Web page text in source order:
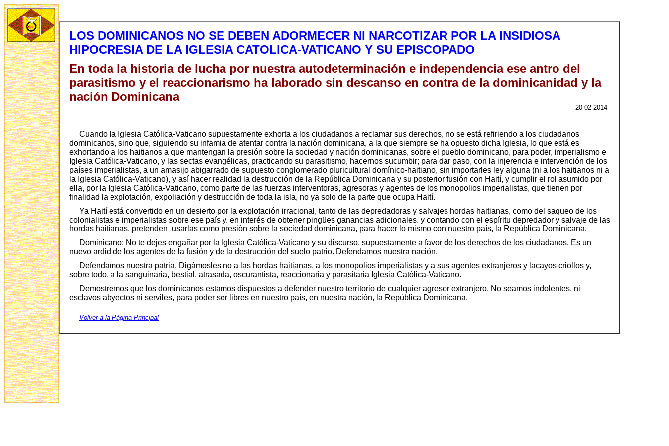
LOS DOMINICANOS NO SE DEBEN ADORMECER NI NARCOTIZAR POR LA INSIDIOSA
HIPOCRESIA DE LA IGLESIA CATOLICA-VATICANO Y SU EPISCOPADO
En toda la historia de lucha por nuestra autodeterminación e independencia ese antro del
parasitismo y el reaccionarismo ha laborado sin descanso en contra de la dominicanidad y la
nación Dominicana
20-02-2014
Cuando la Iglesia Católica-Vaticano supuestamente exhorta a los ciudadanos a reclamar sus derechos, no se está refiriendo a los ciudadanos
dominicanos, sino que, siguiendo su infamia de atentar contra la nación dominicana, a la que siempre se ha opuesto dicha Iglesia, lo que está es
exhortando a los haitianos a que mantengan la presión sobre la sociedad y nación dominicanas, sobre el pueblo dominicano, para poder, imperialismo e
Iglesia Católica-Vaticano, y las sectas evangélicas, practicando su parasitismo, hacernos sucumbir; para dar paso, con la injerencia e intervención de los
países imperialistas, a un amasijo abigarrado de supuesto conglomerado pluricultural domínico-haitiano, sin importarles ley alguna (ni a los haitianos ni a
la Iglesia Católica-Vaticano), y así hacer realidad la destrucción de la República Dominicana y su posterior fusión con Haití, y cumplir el rol asumido por
ella, por la Iglesia Católica-Vaticano, como parte de las fuerzas interventoras, agresoras y agentes de los monopolios imperialistas, que tienen por
finalidad la explotación, expoliación y destrucción de toda la isla, no ya solo de la parte que ocupa Haití.
Ya Haití está convertido en un desierto por la explotación irracional, tanto de las depredadoras y salvajes hordas haitianas, como del saqueo de los
colonialistas e imperialistas sobre ese país y, en interés de obtener pingües ganancias adicionales, y contando con el espíritu depredador y salvaje de las
hordas haitianas, pretenden usarlas como presión sobre la sociedad dominicana, para hacer lo mismo con nuestro país, la República Dominicana.
Dominicano: No te dejes engañar por la Iglesia Católica-Vaticano y su discurso, supuestamente a favor de los derechos de los ciudadanos. Es un
nuevo ardid de los agentes de la fusión y de la destrucción del suelo patrio. Defendamos nuestra nación.
Defendamos nuestra patria. Digámosles no a las hordas haitianas, a los monopolios imperialistas y a sus agentes extranjeros y lacayos criollos y,
sobre todo, a la sanguinaria, bestial, atrasada, oscurantista, reaccionaria y parasitaria Iglesia Católica-Vaticano.
Demostremos que los dominicanos estamos dispuestos a defender nuestro territorio de cualquier agresor extranjero. No seamos indolentes, ni
esclavos abyectos ni serviles, para poder ser libres en nuestro país, en nuestra nación, la República Dominicana.
Volver a la Página Principal